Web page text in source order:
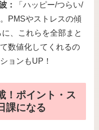
：
「ハッピー/つらい/
PMSやストレスの傾
、これらを全部まと
数値化してくれるの
ョンもUP！
！ポイント・ス
課になる